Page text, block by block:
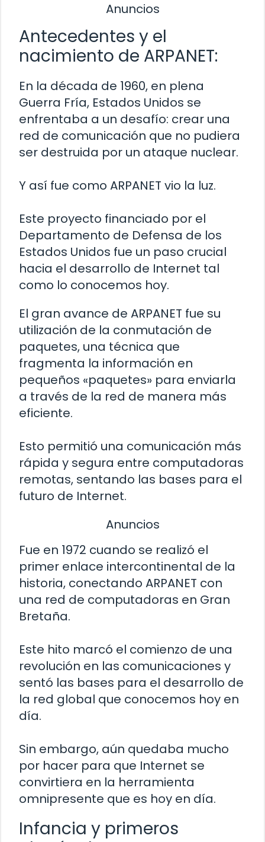
Anuncios
Antecedentes y el
nacimiento de ARPANET:
En la década de 1960, en plena
Guerra Fría, Estados Unidos se
enfrentaba a un desafío: crear una
red de comunicación que no pudiera
ser destruida por un ataque nuclear.
Y así fue como ARPANET vio la luz.
Este proyecto financiado por el
Departamento de Defensa de los
Estados Unidos fue un paso crucial
hacia el desarrollo de Internet tal
como lo conocemos hoy.
El gran avance de ARPANET fue su
utilización de la conmutación de
paquetes, una técnica que
fragmenta la información en
pequeños «paquetes» para enviarla
a través de la red de manera más
eficiente.
Esto permitió una comunicación más
rápida y segura entre computadoras
remotas, sentando las bases para el
futuro de Internet.
Anuncios
Fue en 1972 cuando se realizó el
primer enlace intercontinental de la
historia, conectando ARPANET con
una red de computadoras en Gran
Bretaña.
Este hito marcó el comienzo de una
revolución en las comunicaciones y
sentó las bases para el desarrollo de
la red global que conocemos hoy en
día.
Sin embargo, aún quedaba mucho
por hacer para que Internet se
convirtiera en la herramienta
omnipresente que es hoy en día.
Infancia y primeros